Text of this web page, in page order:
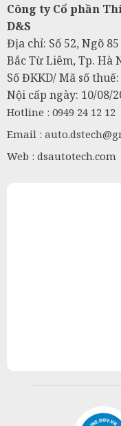
Công ty Cổ phần
D&S
Địa chỉ: Số 52, Ngõ
Bắc Từ Liêm, Tp. Hà
Số ĐKKD/ Mã số
Nội cấp ngày: 10/08/
Hotline : 0949 24 12 12
Email :
Web : dsautotech.com